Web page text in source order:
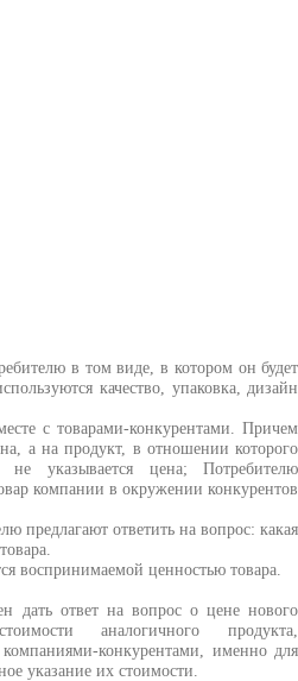
в том виде, в котором он будет
качество, упаковка, дизайн
с товарами-конкурентами. Причем
а на продукт, в отношении которого
не указывается цена; Потребителю
компании в окружении конкурентов
предлагают ответить на вопрос: какая
воспринимаемой ценностью товара.
дать ответ на вопрос о цене нового
аналогичного продукта,
конкурентами, именно для
указание их стоимости.